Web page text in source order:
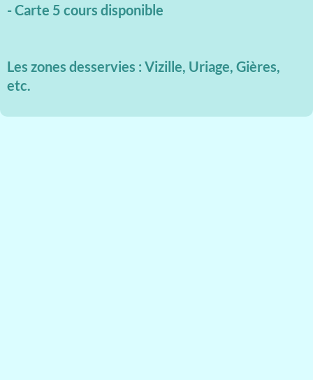
- Carte 5 cours disponible
Les zones desservies : Vizille, Uriage, Gières,
etc.